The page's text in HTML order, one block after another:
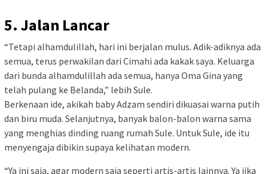
5. Jalan Lancar
“Tetapi alhamdulillah, hari ini berjalan mulus. Adik-adiknya ada
semua, terus perwakilan dari Cimahi ada kakak saya. Keluarga
dari bunda alhamdulillah ada semua, hanya Oma Gina yang
telah pulang ke Belanda,” lebih Sule.
Berkenaan ide, akikah baby Adzam sendiri dikuasai warna putih
dan biru muda. Selanjutnya, banyak balon-balon warna sama
yang menghias dinding ruang rumah Sule. Untuk Sule, ide itu
menyengaja dibikin supaya kelihatan modern.
“Ya ini saja, agar modern saja seperti artis-artis lainnya. Ya jika